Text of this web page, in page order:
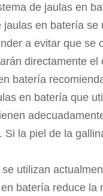
de jaulas en
en batería
a evitar que
directamente
batería
en batería que
la piel de la
utilizan
batería reduce